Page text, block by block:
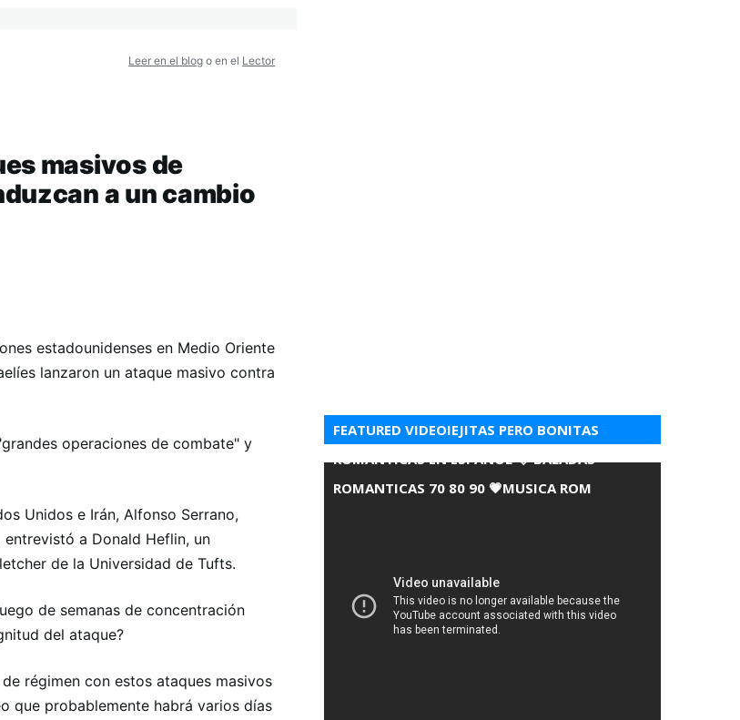
Leer en el blog o en el Lector
masivos de
a un cambio
estadounidenses en Medio Oriente
lanzaron un ataque masivo contra
operaciones de combate" y
Unidos e Irán, Alfonso Serrano,
a Donald Heflin, un
de la Universidad de Tufts.
de semanas de concentración
del ataque?
régimen con estos ataques masivos
que probablemente habrá varios días
FEATURED VIDEOIEJITAS PERO BONITAS
ROMANTICAS EN ESPANOL 💘 BALADAS
ROMANTICAS 70 80 90 💗MUSICA ROM